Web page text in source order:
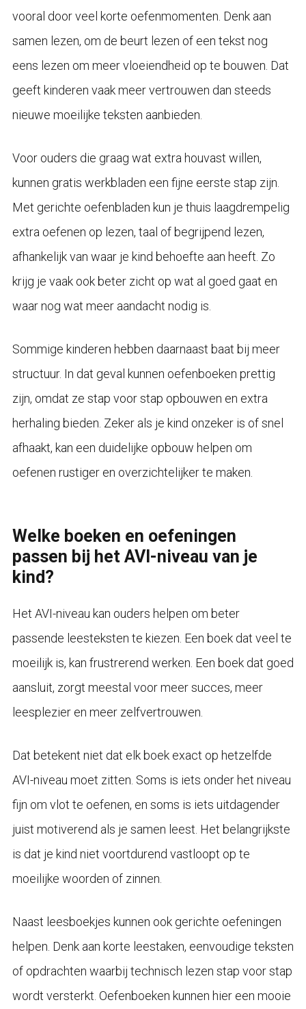
vooral door veel korte oefenmomenten. Denk aan
samen lezen, om de beurt lezen of een tekst nog
eens lezen om meer vloeiendheid op te bouwen. Dat
geeft kinderen vaak meer vertrouwen dan steeds
nieuwe moeilijke teksten aanbieden.
Voor ouders die graag wat extra houvast willen,
kunnen gratis werkbladen een fijne eerste stap zijn.
Met gerichte oefenbladen kun je thuis laagdrempelig
extra oefenen op lezen, taal of begrijpend lezen,
afhankelijk van waar je kind behoefte aan heeft. Zo
krijg je vaak ook beter zicht op wat al goed gaat en
waar nog wat meer aandacht nodig is.
Sommige kinderen hebben daarnaast baat bij meer
structuur. In dat geval kunnen oefenboeken prettig
zijn, omdat ze stap voor stap opbouwen en extra
herhaling bieden. Zeker als je kind onzeker is of snel
afhaakt, kan een duidelijke opbouw helpen om
oefenen rustiger en overzichtelijker te maken.
Welke boeken en oefeningen
passen bij het AVI-niveau van je
kind?
Het AVI-niveau kan ouders helpen om beter
passende leesteksten te kiezen. Een boek dat veel te
moeilijk is, kan frustrerend werken. Een boek dat goed
aansluit, zorgt meestal voor meer succes, meer
leesplezier en meer zelfvertrouwen.
Dat betekent niet dat elk boek exact op hetzelfde
AVI-niveau moet zitten. Soms is iets onder het niveau
fijn om vlot te oefenen, en soms is iets uitdagender
juist motiverend als je samen leest. Het belangrijkste
is dat je kind niet voortdurend vastloopt op te
moeilijke woorden of zinnen.
Naast leesboekjes kunnen ook gerichte oefeningen
helpen. Denk aan korte leestaken, eenvoudige teksten
of opdrachten waarbij technisch lezen stap voor stap
wordt versterkt. Oefenboeken kunnen hier een mooie